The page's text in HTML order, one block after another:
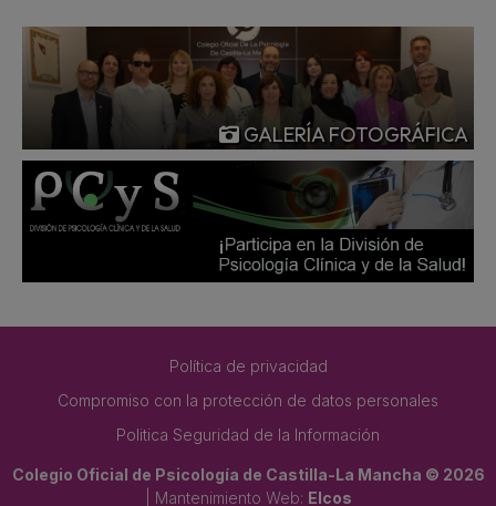
GALERÍA FOTOGRÁFICA
Política de privacidad
Compromiso con la protección de datos personales
Politica Seguridad de la Información
Colegio Oficial de Psicología de Castilla-La Mancha © 2026
| Mantenimiento Web: Elcos